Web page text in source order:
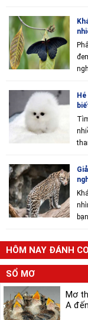
HÔM NAY ĐÁNH
SỔ MƠ
Mơ
A